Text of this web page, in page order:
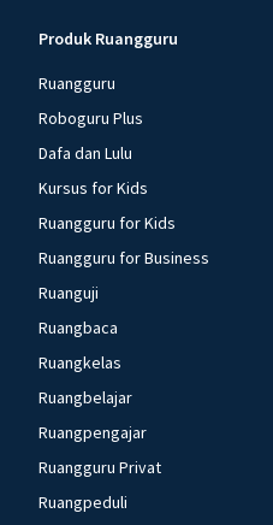
Produk Ruangguru
Ruangguru
Roboguru Plus
Dafa dan Lulu
Kursus for Kids
Ruangguru for Kids
Ruangguru for Business
Ruanguji
Ruangbaca
Ruangkelas
Ruangbelajar
Ruangpengajar
Ruangguru Privat
Ruangpeduli